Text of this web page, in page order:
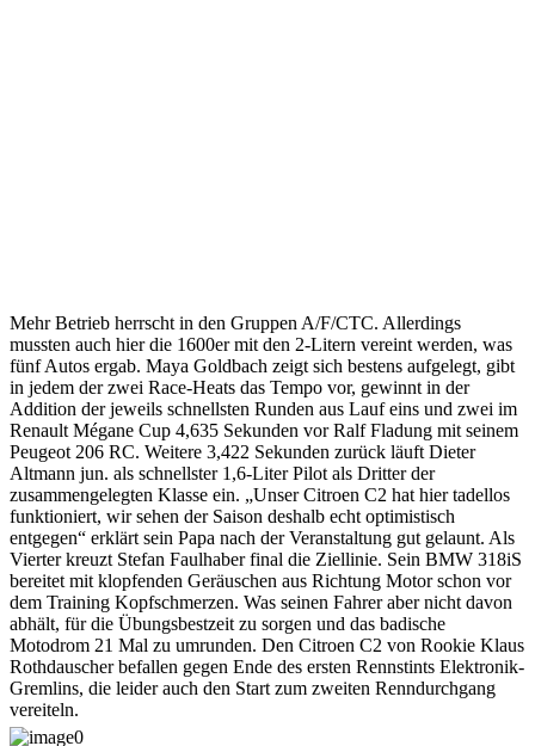
Mehr Betrieb herrscht in den Gruppen A/F/CTC. Allerdings
mussten auch hier die 1600er mit den 2-Litern vereint werden, was
fünf Autos ergab. Maya Goldbach zeigt sich bestens aufgelegt, gibt
in jedem der zwei Race-Heats das Tempo vor, gewinnt in der
Addition der jeweils schnellsten Runden aus Lauf eins und zwei im
Renault Mégane Cup 4,635 Sekunden vor Ralf Fladung mit seinem
Peugeot 206 RC. Weitere 3,422 Sekunden zurück läuft Dieter
Altmann jun. als schnellster 1,6-Liter Pilot als Dritter der
zusammengelegten Klasse ein. „Unser Citroen C2 hat hier tadellos
funktioniert, wir sehen der Saison deshalb echt optimistisch
entgegen“ erklärt sein Papa nach der Veranstaltung gut gelaunt. Als
Vierter kreuzt Stefan Faulhaber final die Ziellinie. Sein BMW 318iS
bereitet mit klopfenden Geräuschen aus Richtung Motor schon vor
dem Training Kopfschmerzen. Was seinen Fahrer aber nicht davon
abhält, für die Übungsbestzeit zu sorgen und das badische
Motodrom 21 Mal zu umrunden. Den Citroen C2 von Rookie Klaus
Rothdauscher befallen gegen Ende des ersten Rennstints Elektronik-
Gremlins, die leider auch den Start zum zweiten Renndurchgang
vereiteln.